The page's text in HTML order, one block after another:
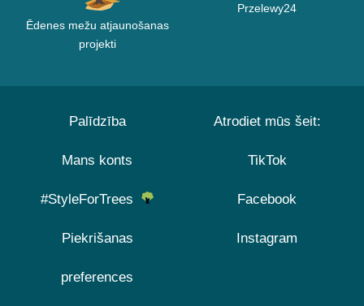
Ēdenes mežu atjaunošanas
projekti
Przelewy24
Palīdzība
Mans konts
#StyleForTrees
Piekrišanas
preferences
Atrodiet mūs šeit:
TikTok
Facebook
Instagram